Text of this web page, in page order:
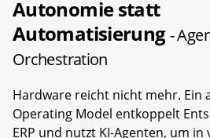
Autonomie statt
Automatisierung-
Orchestration
Hardware reicht nicht mehr. Ein
Operating Model entkoppelt
ERP und nutzt KI-Agenten, um